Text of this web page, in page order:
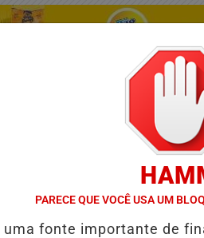
/ GUIA COMERCIAL /
PARECE QUE VOCÊ USA UM
uma fonte importante de